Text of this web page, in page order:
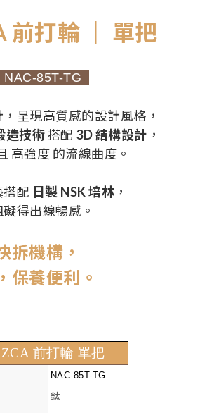
前打輪 ｜ 單把
NAC-85T-TG
呈現高質感的設計風格，
造技術搭配 3D 結構設計 ，
高強度 的流線曲度。
配 日製 NSK 培林 ，
得出線暢感。
拆機構，
保養便利。
前打輪 單把
NAC-85T-TG
鈦